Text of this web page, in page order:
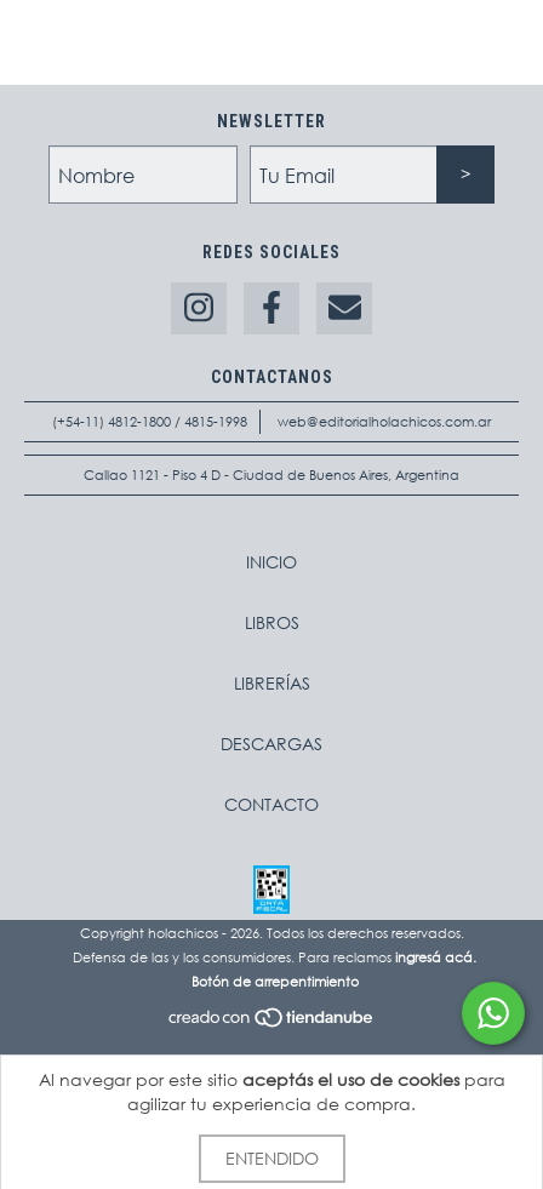
Al navegar por este sitio aceptás el uso de cookiespara
agilizar tu experiencia de compra.
ENTENDIDO
NEWSLETTER
REDES SOCIALES
CONTACTANOS
(+54-11) 4812-1800 / 4815-1998 web@editorialholachicos.com.ar
Callao 1121 - Piso 4 D - Ciudad de Buenos Aires, Argentina
INICIO
LIBROS
LIBRERÍAS
DESCARGAS
CONTACTO
Copyright holachicos - 2026. Todos los derechos reservados.
Defensa de las y los consumidores. Para reclamosingresá acá.
Botón de arrepentimiento